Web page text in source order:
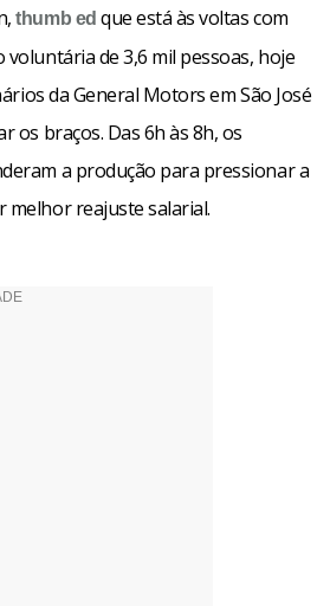
thumb ed que está às voltas com
voluntária de 3,6 mil pessoas, hoje
da General Motors em São José
os braços. Das 6h às 8h, os
a produção para pressionar a
melhor reajuste salarial.